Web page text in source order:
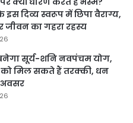
इस दिव्य स्वरूप में छिपा वैराग्य,
जीवन का गहरा रहस्य
सूर्य-शनि नवपंचम योग,
को मिल सकते हैं तरक्की, धन